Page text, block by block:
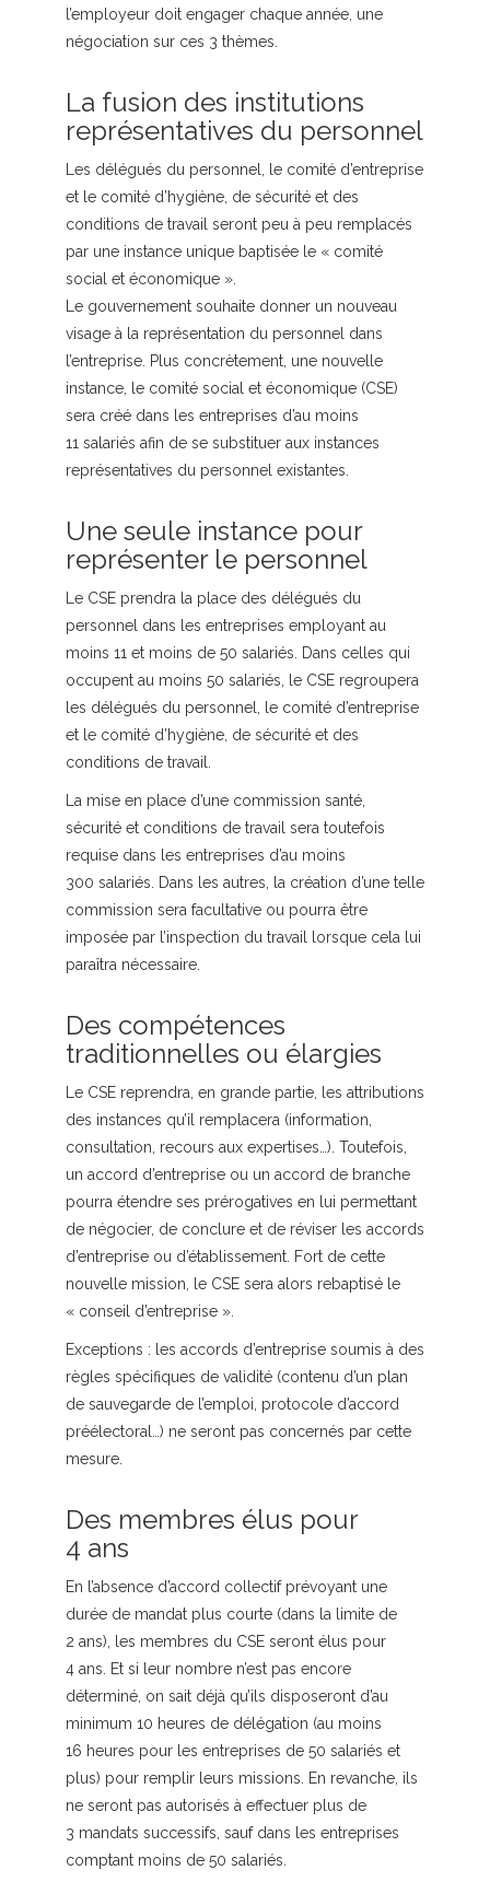
l’employeur doit engager chaque année, une
négociation sur ces 3 thèmes.
La fusion des institutions
représentatives du personnel
Les délégués du personnel, le comité d’entreprise
et le comité d’hygiène, de sécurité et des
conditions de travail seront peu à peu remplacés
par une instance unique baptisée le « comité
social et économique ».
Le gouvernement souhaite donner un nouveau
visage à la représentation du personnel dans
l’entreprise. Plus concrètement, une nouvelle
instance, le comité social et économique (CSE)
sera créé dans les entreprises d’au moins
11 salariés afin de se substituer aux instances
représentatives du personnel existantes.
Une seule instance pour
représenter le personnel
Le CSE prendra la place des délégués du
personnel dans les entreprises employant au
moins 11 et moins de 50 salariés. Dans celles qui
occupent au moins 50 salariés, le CSE regroupera
les délégués du personnel, le comité d’entreprise
et le comité d’hygiène, de sécurité et des
conditions de travail.
La mise en place d’une commission santé,
sécurité et conditions de travail sera toutefois
requise dans les entreprises d’au moins
300 salariés. Dans les autres, la création d’une telle
commission sera facultative ou pourra être
imposée par l’inspection du travail lorsque cela lui
paraîtra nécessaire.
Des compétences
traditionnelles ou élargies
Le CSE reprendra, en grande partie, les attributions
des instances qu’il remplacera (information,
consultation, recours aux expertises…). Toutefois,
un accord d’entreprise ou un accord de branche
pourra étendre ses prérogatives en lui permettant
de négocier, de conclure et de réviser les accords
d’entreprise ou d’établissement. Fort de cette
nouvelle mission, le CSE sera alors rebaptisé le
« conseil d’entreprise ».
Exceptions : les accords d’entreprise soumis à des
règles spécifiques de validité (contenu d’un plan
de sauvegarde de l’emploi, protocole d’accord
préélectoral…) ne seront pas concernés par cette
mesure.
Des membres élus pour
4 ans
En l’absence d’accord collectif prévoyant une
durée de mandat plus courte (dans la limite de
2 ans), les membres du CSE seront élus pour
4 ans. Et si leur nombre n’est pas encore
déterminé, on sait déjà qu’ils disposeront d’au
minimum 10 heures de délégation (au moins
16 heures pour les entreprises de 50 salariés et
plus) pour remplir leurs missions. En revanche, ils
ne seront pas autorisés à effectuer plus de
3 mandats successifs, sauf dans les entreprises
comptant moins de 50 salariés.